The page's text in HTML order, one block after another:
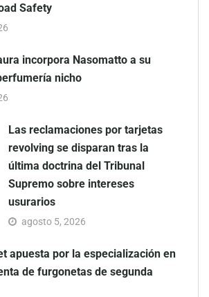
Safety
incorpora Nasomatto a su
nicho
Las reclamaciones por tarjetas
revolving se disparan tras la
última doctrina del Tribunal
Supremo sobre intereses
usurarios
agosto 5, 2026
apuesta por la especialización en
de furgonetas de segunda